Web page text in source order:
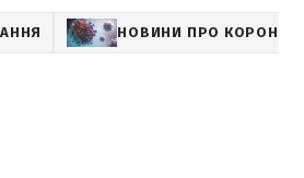
НОВИНИ ПРО